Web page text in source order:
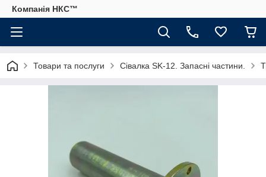
Компанія НКС™
Товари та послуги Сівалка SK-12. Запасні частини.